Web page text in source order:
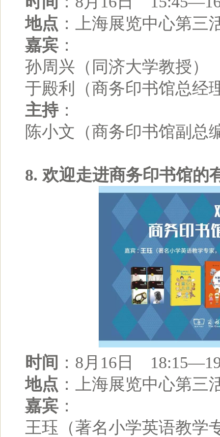
地点 ：上海展览中心第三
嘉宾 ：
孙周兴（同济大学教授）
于殿利（商务印书馆总经
主持：
陈小文（商务印书馆副总
8. 欢迎走进商务印书馆的
时间 ：8月16日
地点 ：上海展览中心第三
嘉宾 ：
王珏（著名小学英语教学